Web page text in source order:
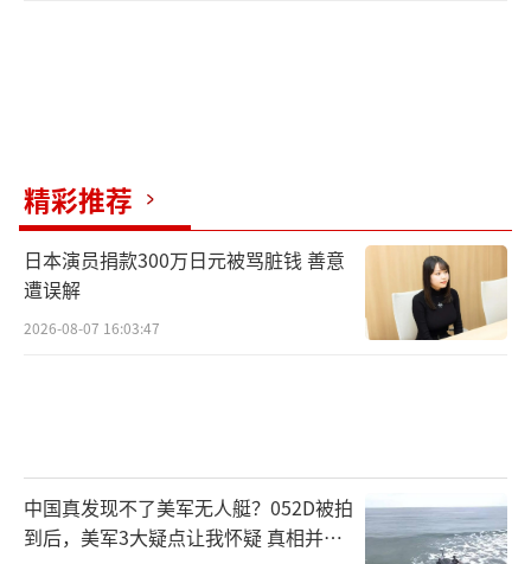
精彩推荐
日本演员捐款300万日元被骂脏钱 善意
遭误解
2026-08-07 16:03:47
中国真发现不了美军无人艇？052D被拍
到后，美军3大疑点让我怀疑 真相并非